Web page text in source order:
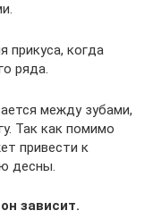
прикуса, когда
ряда.
между зубами,
Так как помимо
привести к
десны.
зависит.